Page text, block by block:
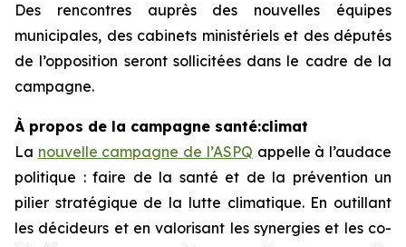
Des rencontres auprès des nouvelles équipes
municipales, des cabinets ministériels et des députés
de l’opposition seront sollicitées dans le cadre de la
campagne.
À propos de la campagne santé:climat
La nouvelle campagne de l’ASPQ appelle à l’audace
politique : faire de la santé et de la prévention un
pilier stratégique de la lutte climatique. En outillant
les décideurs et en valorisant les synergies et les co-